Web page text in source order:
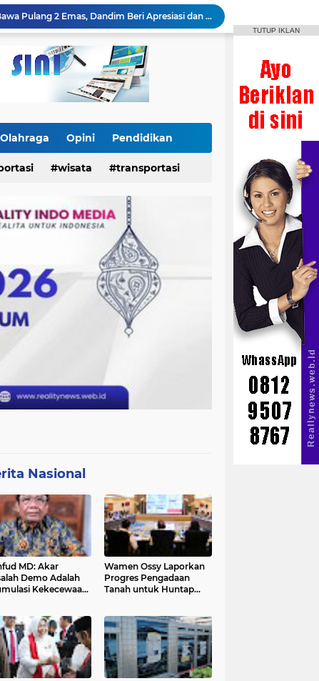
Kontingen IPSI Selayar Bawa Pulang 2 Emas, Dandim Beri Apresiasi dan Sambutan Meriah
Festival Bontoharu Merdeka 2026 Bergulir, Berikut Jadwal Lengkap Lomba hingga 18 Agustus
dan Pertamax Turbo Turun Harga
24 Power Ace Tiba di Selayar, Siap Perkuat Distribusi dan Pelayanan Koperasi Desa Merah Putih
Olahraga Opini Pendidikan
wisata transportasi
Nasional
MD: Akar
Demo Adalah
Kekecewaan
Wamen Ossy Laporkan
Progres Pengadaan
Tanah untuk Huntap
Laki-laki ke Menko PMK
TUTUP IKLAN